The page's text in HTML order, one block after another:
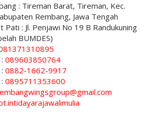
: Tireman Barat, Tireman, Kec.
Rembang, Jawa Tengah
Pati : Jl. Penjawi No 19 B Randukuning
BUMDES)
089603850764
0882-1662-9917
0895711353600